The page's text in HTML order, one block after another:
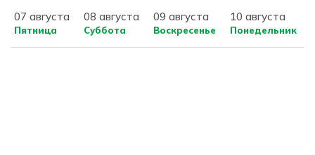
07 августа
Пятница
08 августа
Суббота
09 августа
Воскресенье
10 августа
Понедельник